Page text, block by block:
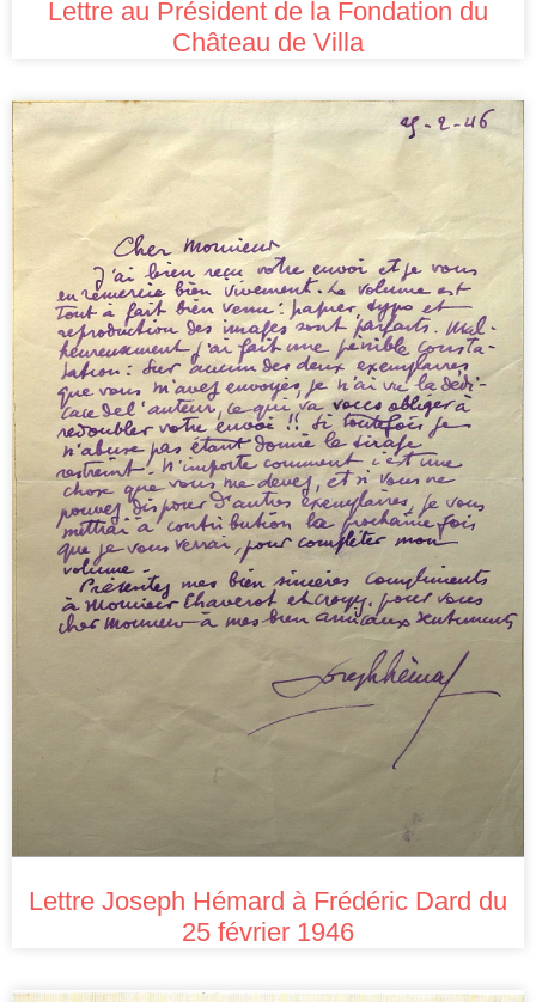
Lettre au Président de la Fondation du
Château de Villa
Lettre Joseph Hémard à Frédéric Dard du
25 février 1946